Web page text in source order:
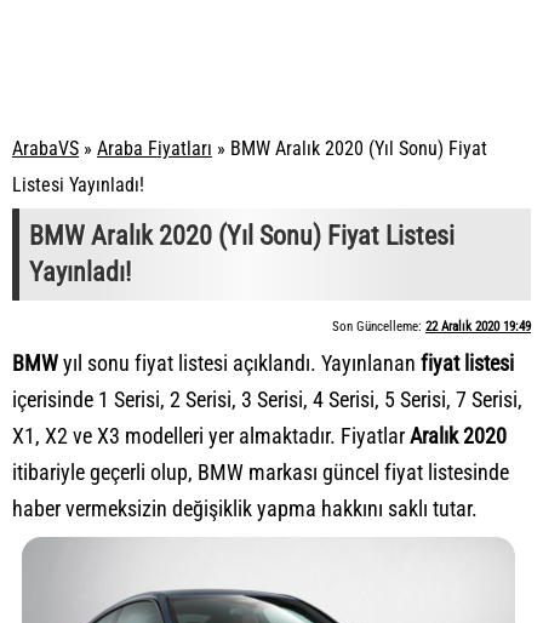
ArabaVS » Araba Fiyatları » BMW Aralık 2020 (Yıl Sonu) Fiyat
Listesi Yayınladı!
BMW Aralık 2020 (Yıl Sonu) Fiyat Listesi
Yayınladı!
Son Güncelleme: 22 Aralık 2020 19:49
BMWyıl sonu fiyat listesi açıklandı. Yayınlanan fiyat listesi
içerisinde 1 Serisi, 2 Serisi, 3 Serisi, 4 Serisi, 5 Serisi, 7 Serisi,
X1, X2 ve X3 modelleri yer almaktadır. FiyatlarAralık 2020
itibariyle geçerli olup, BMW markası güncel fiyat listesinde
haber vermeksizin değişiklik yapma hakkını saklı tutar.